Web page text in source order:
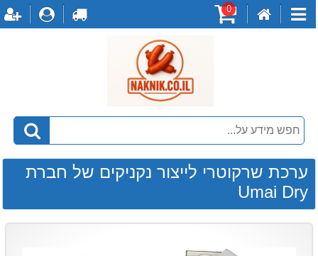
קטגוריות
0
לקופה
ערכת שרקוטרי לייצור נקניקים של חברת
Umai Dry